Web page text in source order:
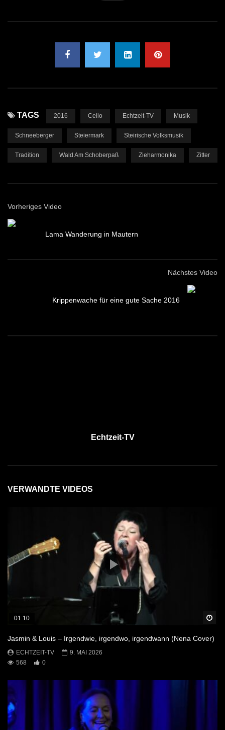
TAGS 2016 Cello Echtzeit-TV Musik
Schneeberger Steiermark Steirische Volksmusik
Tradition Wald Am Schoberpaß Zieharmonika Zitter
Vorheriges Video
Lama Wanderung in Mautern
Nächstes Video
Krippenwache für eine gute Sache 2016
Echtzeit-TV
VERWANDTE VIDEOS
01:10
Jasmin & Louis – Irgendwie, irgendwo, irgendwann (Nena Cover)
ECHTZEIT-TV
9. MAI 2026
568
0